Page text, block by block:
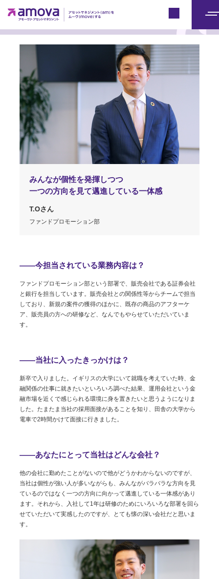
ニ
社員が語るアモーヴァ・アセット
みんなが個性を発揮しつつ
一つの方向を見て邁進している一体感
T.Oさん
ファンドプロモーション部
――今担当されている業務内容は？
ファンドプロモーション部という部署で、販売会社である証券会社
と銀行を担当しています。販売会社との関係性等からチームで担当
しており、新規の案件の獲得のほかに、既存の商品のアフターケ
ア、販売員の方への研修など、なんでもやらせていただいていま
す。
――当社に入ったきっかけは？
新卒で入りました。イギリスの大学にいて就職を考えていた時、金
融関係の仕事に就きたいといろいろ調べた結果、運用会社という金
融市場を近くで感じられる環境に身を置きたいと思うようになりま
した。たまたま当社の採用面接があることを知り、田舎の大学から
電車で2時間かけて面接に行きました。
――あなたにとって当社はどんな会社？
他の会社に勤めたことがないので他がどうかわからないのですが、
当社は個性が強い人が多いながらも、みんながバラバラな方向を見
ているのではなく一つの方向に向かって邁進している一体感があり
ます。それから、入社して1年は研修のためにいろいろな部署を回ら
せていただいて実感したのですが、とても懐の深い会社だと思いま
す。